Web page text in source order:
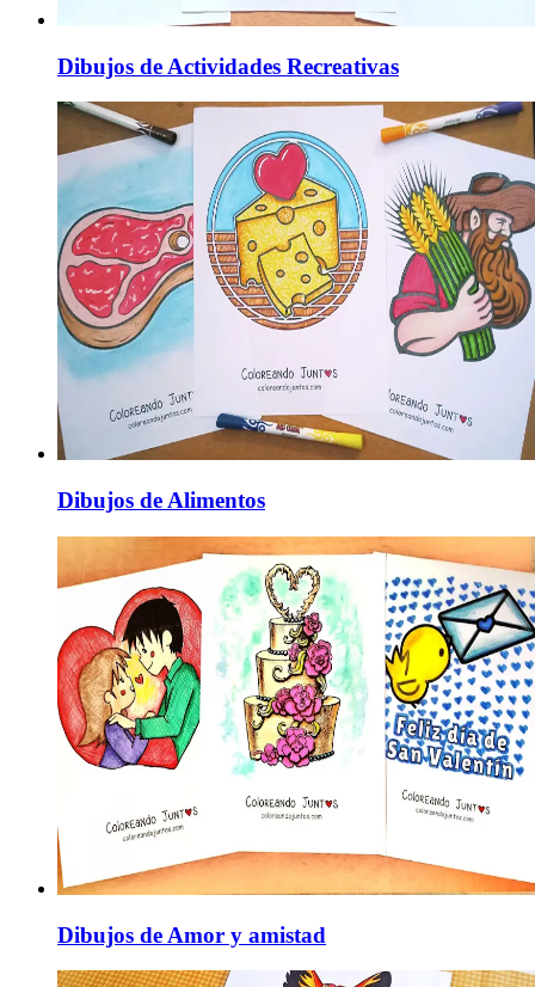
Dibujos de Actividades Recreativas
Dibujos de Alimentos
Dibujos de Amor y amistad